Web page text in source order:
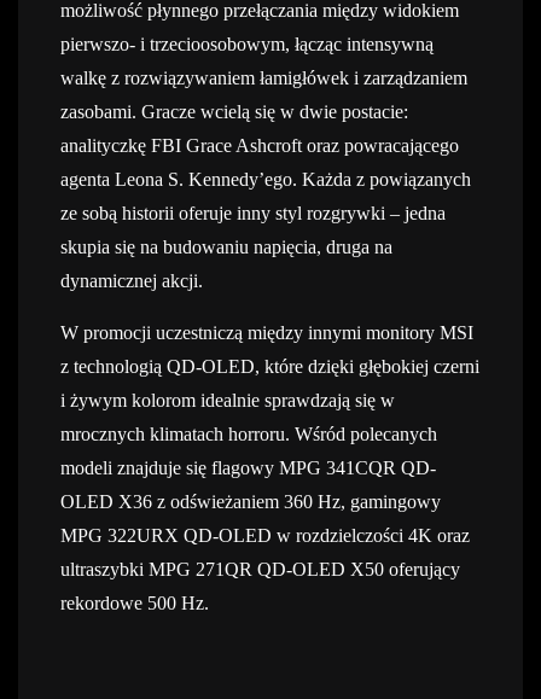
możliwość płynnego przełączania między widokiem
pierwszo- i trzecioosobowym, łącząc intensywną
walkę z rozwiązywaniem łamigłówek i zarządzaniem
zasobami. Gracze wcielą się w dwie postacie:
analityczkę FBI Grace Ashcroft oraz powracającego
agenta Leona S. Kennedy’ego. Każda z powiązanych
ze sobą historii oferuje inny styl rozgrywki – jedna
skupia się na budowaniu napięcia, druga na
dynamicznej akcji.
W promocji uczestniczą między innymi monitory MSI
z technologią QD-OLED, które dzięki głębokiej czerni
i żywym kolorom idealnie sprawdzają się w
mrocznych klimatach horroru. Wśród polecanych
modeli znajduje się flagowy MPG 341CQR QD-
OLED X36 z odświeżaniem 360 Hz, gamingowy
MPG 322URX QD-OLED w rozdzielczości 4K oraz
ultraszybki MPG 271QR QD-OLED X50 oferujący
rekordowe 500 Hz.